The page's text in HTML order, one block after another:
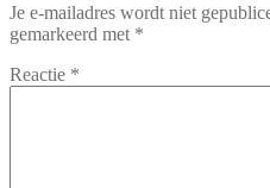
Je e-mailadres wordt niet
gemarkeerd met *
Reactie *